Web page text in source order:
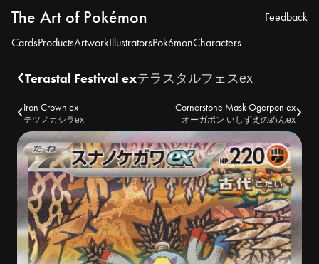
The Art of Pokémon
CardsProductsArtworkIllustratorsPokémonCharacters
Feedback
Terastal Festival exテラスタルフェスex
Iron Crown ex
テツノカシラex
Cornerstone Mask Ogerpon ex
オーガポン いしずえのめんex